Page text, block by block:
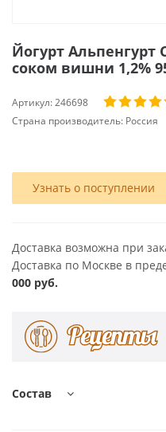
Йогурт
соком вишни 1,2%
Артикул:246698
Страна производитель: Россия
Узнать о поступлении
Доставка возможна при
Доставка по Москве в
000 руб.
Состав